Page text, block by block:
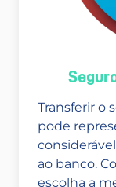
Transferir o
pode
ao banco.
escolha a